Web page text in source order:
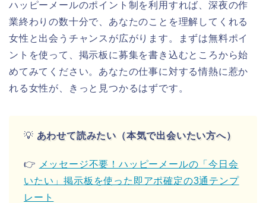
ハッピーメールのポイント制を利用すれば、深夜の作
業終わりの数十分で、あなたのことを理解してくれる
女性と出会うチャンスが広がります。まずは無料ポイ
ントを使って、掲示板に募集を書き込むところから始
めてみてください。あなたの仕事に対する情熱に惹か
れる女性が、きっと見つかるはずです。
💡 あわせて読みたい（本気で出会いたい方へ）
👉
メッセージ不要！ハッピーメールの「今日会
いたい」掲示板を使った即アポ確定の3通テンプ
レート